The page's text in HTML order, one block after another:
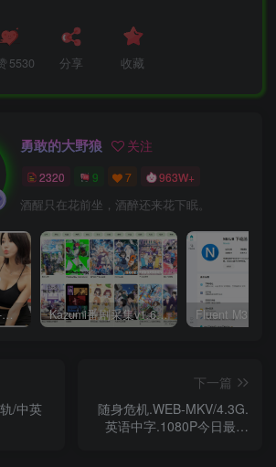
5530 分享 收藏
勇敢的大野狼 关注
2320 9 7 963W+
酒醒只在花前坐，酒醉还来花下眠。
车模视频打包下载-高清无水印版 Kazumi番剧采集v1.6.9：支持自定义规则+在线观看+弹幕，跨平台下载
/中英
下一篇
随身危机.WEB-MKV/4.3G.
英语中字.1080P今日最新